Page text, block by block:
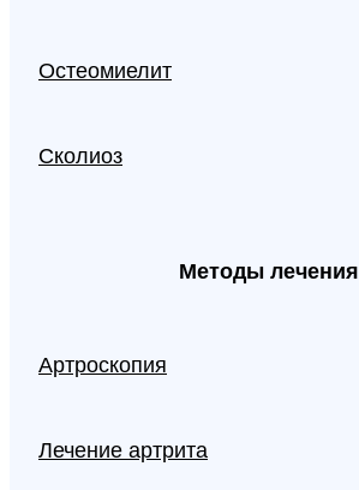
Остеомиелит
Сколиоз
Методы лечения
Артроскопия
Лечение артрита